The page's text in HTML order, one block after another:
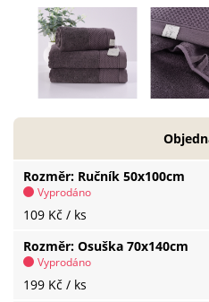
Rozměr Ručník 50x100cm
109 Kč / ks
Vyprodáno
Rozměr Osuška 70x140cm
199 Kč / ks
Vyprodáno